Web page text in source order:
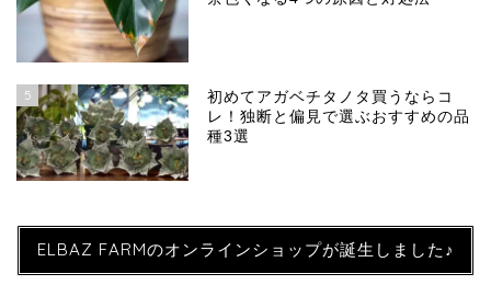
5
初めてアガベチタノタ買うならコ
レ！独断と偏見で選ぶおすすめの品
種3選
ELBAZ FARMのオンラインショップが誕生しました♪